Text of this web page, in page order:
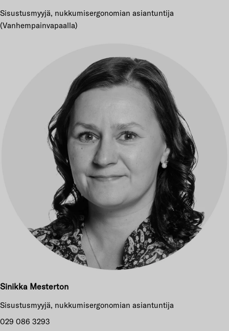
Sisustusmyyjä, nukkumisergonomian asiantuntija
(Vanhempainvapaalla)
Sinikka Mesterton
Sisustusmyyjä, nukkumisergonomian asiantuntija
029 086 3293